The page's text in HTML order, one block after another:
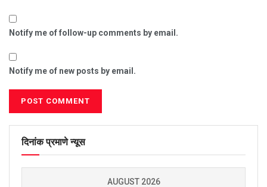
Notify me of follow-up comments by email.
Notify me of new posts by email.
दिनांक प्रमाणे न्यूस
AUGUST 2026